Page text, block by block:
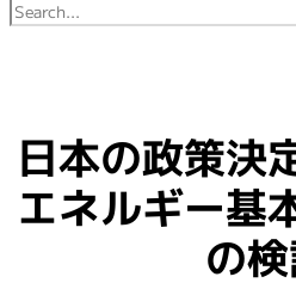
日本の政策決
エネルギー基
の